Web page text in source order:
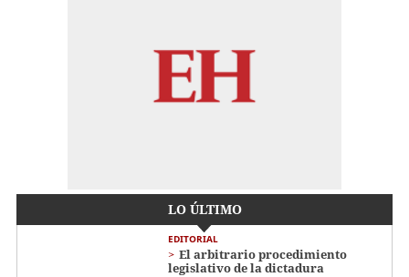
LO ÚLTIMO
EDITORIAL
El arbitrario procedimiento
legislativo de la dictadura